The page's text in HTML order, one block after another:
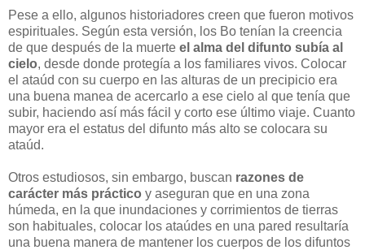
Pese a ello, algunos historiadores creen que fueron motivos
espirituales. Según esta versión, los Bo tenían la creencia
de que después de la muerte el alma del difunto subía al
cielo, desde donde protegía a los familiares vivos. Colocar
el ataúd con su cuerpo en las alturas de un precipicio era
una buena manea de acercarlo a ese cielo al que tenía que
subir, haciendo así más fácil y corto ese último viaje. Cuanto
mayor era el estatus del difunto más alto se colocara su
ataúd.
Otros estudiosos, sin embargo, buscan razones de
carácter más práctico y aseguran que en una zona
húmeda, en la que inundaciones y corrimientos de tierras
son habituales, colocar los ataúdes en una pared resultaría
una buena manera de mantener los cuerpos de los difuntos